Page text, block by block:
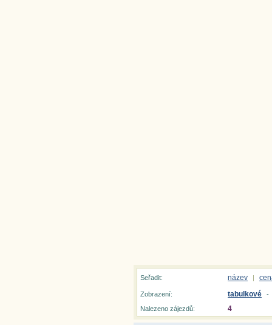
Seřadit: název |
Zobrazení: tabulkové
-
Nalezeno zájezdů:
4